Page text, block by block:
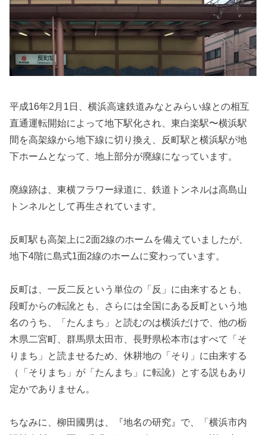
平成16年2月1日、横浜高速鉄道みなとみらい線との相互
直通運転開始によって地下駅化され、東白楽駅〜横浜駅
間を高架線から地下線に切り換え、反町駅と横浜駅が地
下ホームとなって、地上部分が廃線になっています。
廃線跡は、東横フラワー緑道に、鉄道トンネルは高島山
トンネルとして再生されています。
反町駅も高架上に2面2線のホームを備えていましたが、
地下4階に島式1面2線のホームに変わっています。
反町は、一反二反という単位の「反」に由来するとも、
段町からの転訛とも、さらには全国にある反町という地
名のうち、「たんまち」と読むのは横浜だけで、他の栃
木県二宮町、群馬県太田市、長野県松本市はすべて「そ
りまち」と読ませるため、休耕地の「そり」に由来する
（「そりまち」が「たんまち」に転訛）とする説もあり
定かでありません。
ちなみに、柳田國男は、『地名の研究』で、「横浜市内